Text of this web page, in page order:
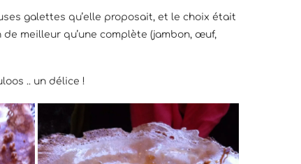
galettes qu’elle proposait, et le choix était
meilleur qu’une complète (jambon, œuf,
.. un délice !